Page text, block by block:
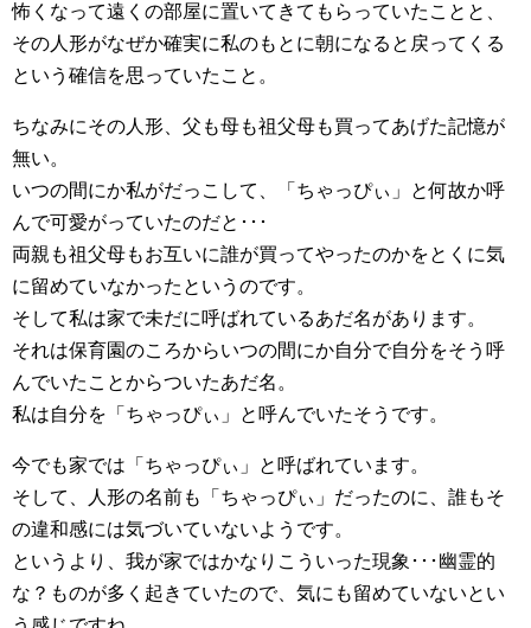
怖くなって遠くの部屋に置いてきてもらっていたことと、
その人形がなぜか確実に私のもとに朝になると戻ってくる
という確信を思っていたこと。
ちなみにその人形、父も母も祖父母も買ってあげた記憶が
無い。
いつの間にか私がだっこして、「ちゃっぴぃ」と何故か呼
んで可愛がっていたのだと･･･
両親も祖父母もお互いに誰が買ってやったのかをとくに気
に留めていなかったというのです。
そして私は家で未だに呼ばれているあだ名があります。
それは保育園のころからいつの間にか自分で自分をそう呼
んでいたことからついたあだ名。
私は自分を「ちゃっぴぃ」と呼んでいたそうです。
今でも家では「ちゃっぴぃ」と呼ばれています。
そして、人形の名前も「ちゃっぴぃ」だったのに、誰もそ
の違和感には気づいていないようです。
というより、我が家ではかなりこういった現象･･･幽霊的
な？ものが多く起きていたので、気にも留めていないとい